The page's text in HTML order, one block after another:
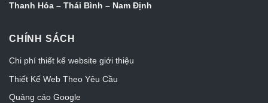
Thanh Hóa – Thái Bình – Nam Định
CHÍNH SÁCH
Chi phí thiết kế website giới thiệu
Thiết Kế Web Theo Yêu Cầu
Quảng cáo Google